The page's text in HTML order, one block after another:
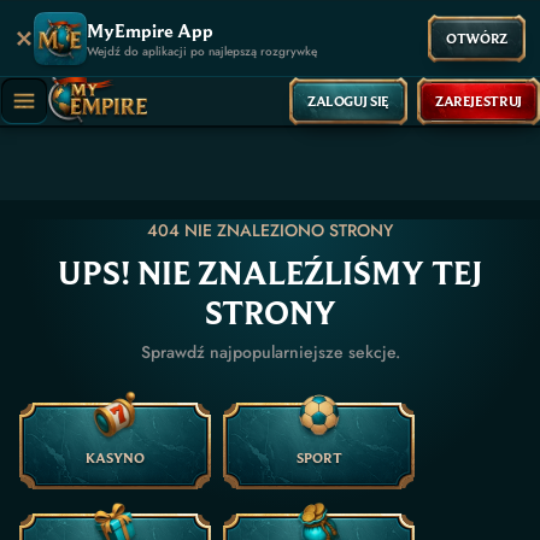
MyEmpire App
Wejdź do aplikacji po najlepszą rozgrywkę
OTWÓRZ
ZALOGUJ SIĘ ZAREJESTRUJ
404 NIE ZNALEZIONO STRONY
UPS! NIE ZNALEŹLIŚMY TEJ
STRONY
Sprawdź najpopularniejsze sekcje.
KASYNO SPORT